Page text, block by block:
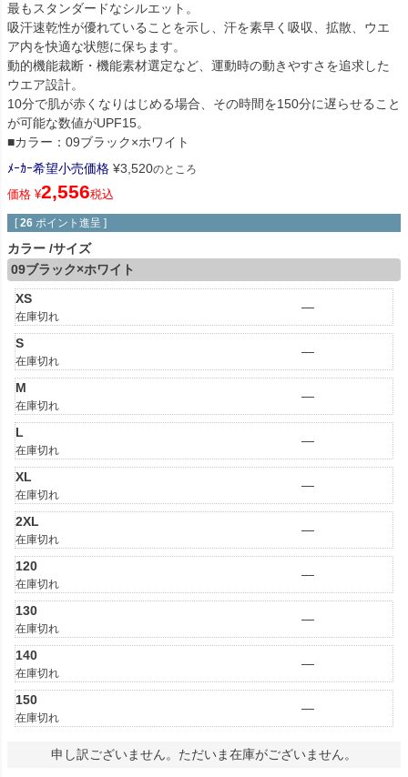
最もスタンダードなシルエット。
吸汗速乾性が優れていることを示し、汗を素早く吸収、拡散、ウエ
ア内を快適な状態に保ちます。
動的機能裁断・機能素材選定など、運動時の動きやすさを追求した
ウエア設計。
10分で肌が赤くなりはじめる場合、その時間を150分に遅らせること
が可能な数値がUPF15。
■カラー：09ブラック×ホワイト
ﾒｰｶｰ希望小売価格 ¥3,520のところ
価格 ¥2,556税込
[ 26 ポイント進呈 ]
カラー サイズ
09ブラック×ホワイト
XS
在庫切れ
—
S
在庫切れ
—
M
在庫切れ
—
L
在庫切れ
—
XL
在庫切れ
—
2XL
在庫切れ
—
120
在庫切れ
—
130
在庫切れ
—
140
在庫切れ
—
150
在庫切れ
—
申し訳ございません。ただいま在庫がございません。